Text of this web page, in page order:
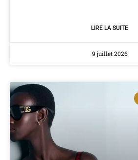
LIRE LA SUITE
9 juillet 2026